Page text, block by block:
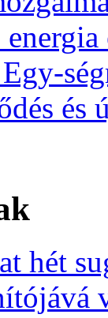
és
hét